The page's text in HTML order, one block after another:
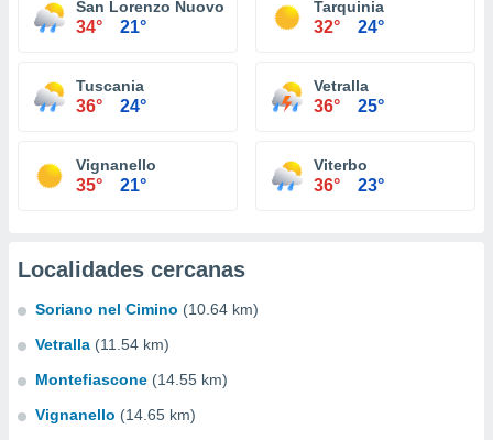
San Lorenzo Nuovo
34° 21°
Tarquinia
32° 24°
Tuscania
36° 24°
Vetralla
36° 25°
Vignanello
35° 21°
Viterbo
36° 23°
Localidades cercanas
Soriano nel Cimino (10.64 km)
Vetralla (11.54 km)
Montefiascone (14.55 km)
Vignanello (14.65 km)